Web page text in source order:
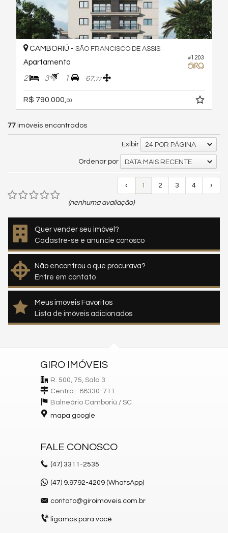
#1.203
CAMBORIÚ - SÃO FRANCISCO DE ASSIS
Apartamento
2 3 1 67,77
R$ 790.000, 00
77 imóveis encontrados
Exibir 24 POR PÁGINA
Ordenar por DATA MAIS RECENTE
‹ 1 2 3 4 ›
(nenhuma avaliação)
Quer vender seu imóvel?
Cadastre-se e anuncie conosco
Não encontrou o que procurava?
Entre em contato
Meus imóveis Favoritos
Lista de imóveis adicionados
GIRO IMÓVEIS
R. 500, 75, Sala 3
Centro - 88330-711
Balneário Camboriú / SC
mapa google
FALE CONOSCO
(47) 3311-2535
(47) 9.9792-4209 (WhatsApp)
contato@giroimoveis.com.br
ligamos para você